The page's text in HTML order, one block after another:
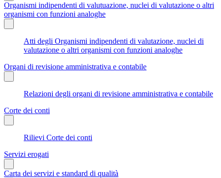
Organismi indipendenti di valutuazione, nuclei di valutazione o altri
organismi con funzioni analoghe
Atti degli Organismi indipendenti di valutazione, nuclei di
valutazione o altri organismi con funzioni analoghe
Organi di revisione amministrativa e contabile
Relazioni degli organi di revisione amministrativa e contabile
Corte dei conti
Rilievi Corte dei conti
Servizi erogati
Carta dei servizi e standard di qualità